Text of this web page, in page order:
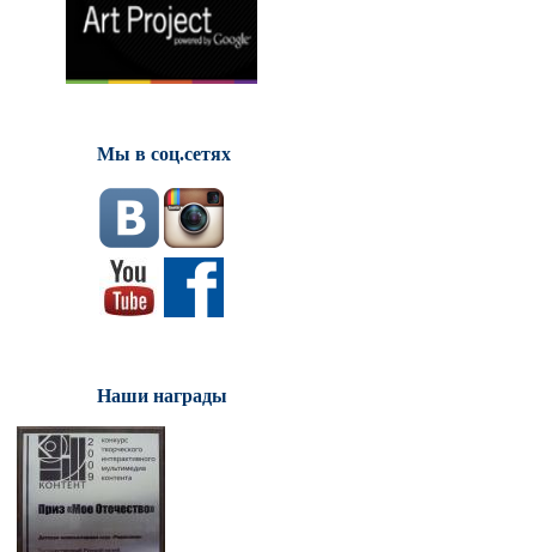
Мы в соц.сетях
Наши награды